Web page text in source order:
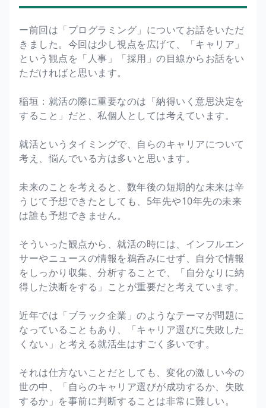
ー前回は「プログラミング」についてお話をいただ
きました。今回は少し視点を広げて、「キャリア」
という観点を「人事」「採用」の目線からお話をい
ただければと思います。
稲垣：就活の際に重要なのは「納得いく意思決定を
すること」だと、私個人としては考えています。
就活というタイミングで、自らのキャリアについて
考え、悩んでいる方は多いと思います。
未来のことを考えると、数年後の短期的な未来は辛
うじて予想できたとしても、5年先や10年先の未来
は誰も予想できません。
そういった観点から、就活の時には、インフルエン
サーやニュースの情報を鵜呑みにせず、自分で情報
をしっかり収集、分析することで、「自分なりに納
得した決断をする」ことが重要だと考えています。
近年では「ブラック企業」のようなテーマが問題に
なっていることもあり、「キャリア選びに失敗した
くない」と考える就活生はすごく多いです。
それは仕方ないことだとしても、変化の激しい今の
世の中、「自らのキャリア選びが成功するか、失敗
するか」を事前に判断することは非常に難しい。